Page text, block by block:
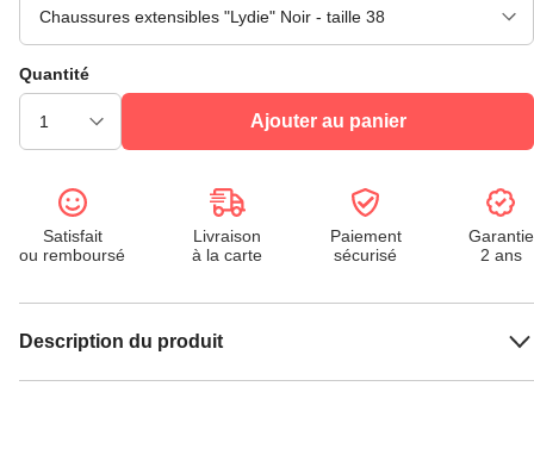
Quantité
Ajouter au panier
Satisfait
ou remboursé
Livraison
à la carte
Paiement
sécurisé
Garantie
2 ans
Description du produit